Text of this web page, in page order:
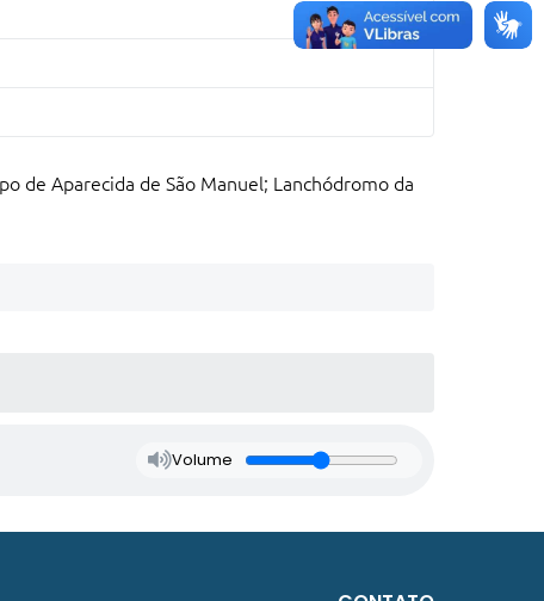
de Aparecida de São Manuel; Lanchódromo da
Volume